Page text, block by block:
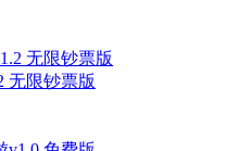
无限钞票版